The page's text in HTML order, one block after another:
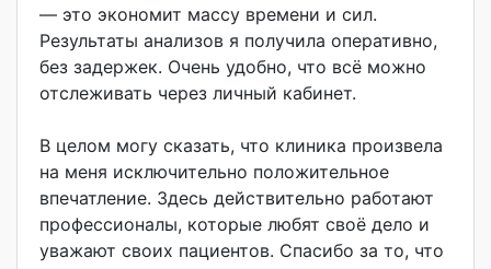
— это экономит массу времени и сил.
Результаты анализов я получила оперативно,
без задержек. Очень удобно, что всё можно
отслеживать через личный кабинет.
В целом могу сказать, что клиника произвела
на меня исключительно положительное
впечатление. Здесь действительно работают
профессионалы, которые любят своё дело и
уважают своих пациентов. Спасибо за то, что